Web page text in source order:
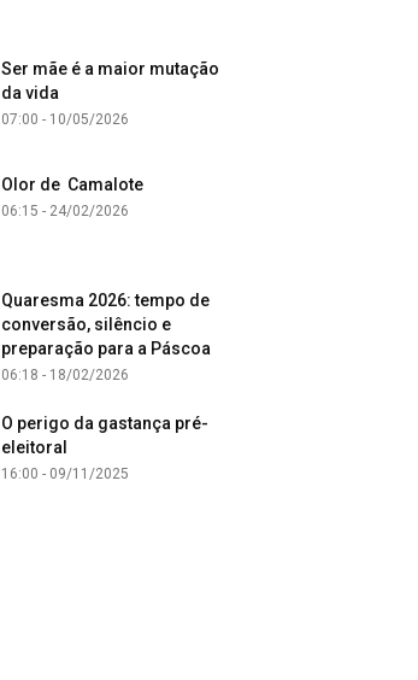
Ser mãe é a maior mutação
da vida
07:00 - 10/05/2026
Olor de Camalote
06:15 - 24/02/2026
Quaresma 2026: tempo de
conversão, silêncio e
preparação para a Páscoa
06:18 - 18/02/2026
O perigo da gastança pré-
eleitoral
16:00 - 09/11/2025